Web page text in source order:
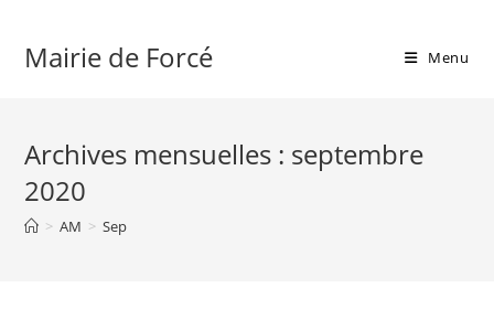
contentMairie de Forcé Menu
Archives mensuelles : septembre
2020
> AM > Sep